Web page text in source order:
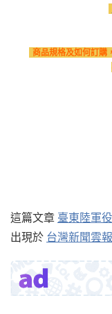
商品規格及如何訂購
這篇文章 臺東陸軍
出現於 台灣新聞雲報